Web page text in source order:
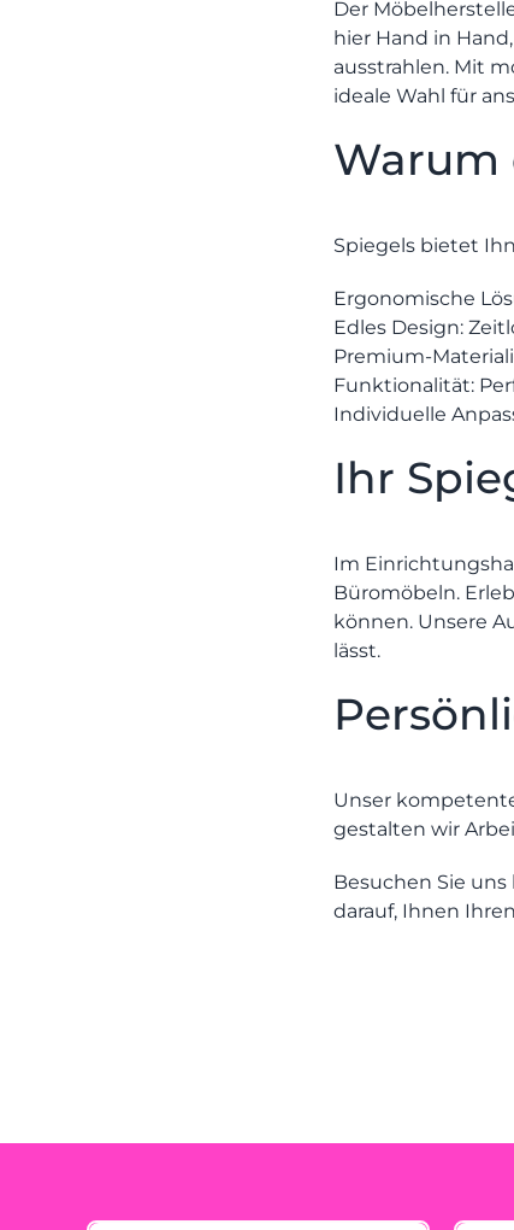
Der
hier Hand in
ausstrahlen. Mit
ideale Wahl für
Warum
Spiegels bietet
Ergonomische
Edles Design:
Premium-
Funktionalität:
Individuelle
Ihr
Im
Büromöbeln.
können. Unsere
lässt.
Unser
gestalten wir
Besuchen Sie
darauf, Ihnen